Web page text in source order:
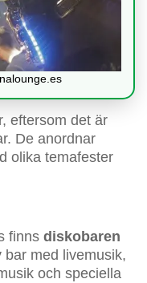
eftersom det är
De anordnar
olika temafester
finns diskobaren
bar med livemusik,
och speciella